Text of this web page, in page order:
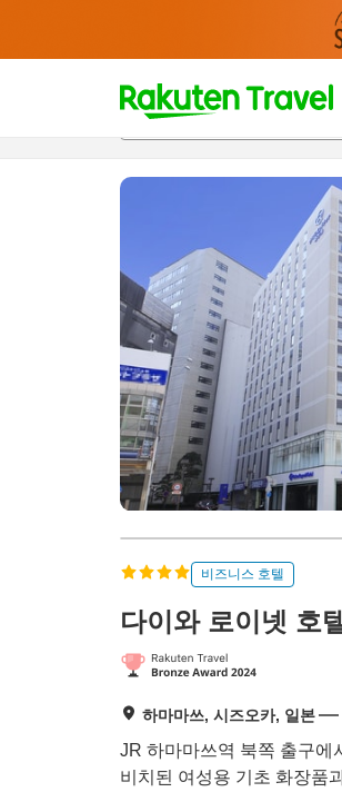
t
p
a
s
a
c
h
개요객실 & 숙박 상품이용 후기
비즈니스 호텔
다이와 로이넷 호
하마마쓰, 시즈오카, 일본
JR 하마마쓰역 북쪽 출구에
비치된 여성용 기초 화장품